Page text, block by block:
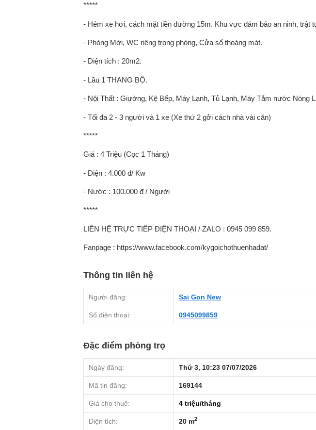
*****
- Hẻm xe hơi, cách mặt tiền đường 15m. Khu vực đảm bảo an ninh, trật
- Phòng Mới, WC riêng trong phòng, Cửa sổ thoáng mát.
- Diện tích : 20m2.
- Lầu 1 THANG BỘ.
- Nội Thất : Giường, Kệ Bếp, Máy Lạnh, Tủ Lạnh, Máy Tắm nước Nóng
- Tối đa 2 - 3 người và 1 xe (Xe thứ 2 gởi cách nhà vài căn)
*****
Giá : 4 Triệu (Cọc 1 Tháng)
- Điện : 4.000 đ/ Kw
- Nước : 100.000 đ / Người
*****
LIÊN HỆ TRỰC TIẾP ĐIỆN THOẠI / ZALO : 0945 099 859.
Fanpage : https://www.facebook.com/kygoichothuenhadat/
Thông tin liên hệ
Người đăng: Sai Gon New
Số điện thoại: 0945099859
Đặc điểm phòng trọ
Ngày đăng: Thứ 3, 10:23 07/07/2026
Mã tin đăng: 169144
Giá cho thuê: 4 triệu/tháng
Diện tích: 20 m2